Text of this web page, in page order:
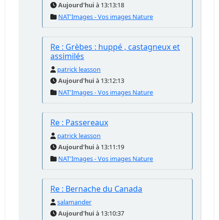
Aujourd'hui à 13:13:18
NAT'Images - Vos images Nature
Re : Grèbes : huppé , castagneux et
assimilés
patrick leasson
Aujourd'hui à 13:12:13
NAT'Images - Vos images Nature
Re : Passereaux
patrick leasson
Aujourd'hui à 13:11:19
NAT'Images - Vos images Nature
Re : Bernache du Canada
salamander
Aujourd'hui à 13:10:37